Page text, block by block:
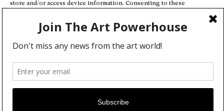
store and/or access device information. Consenting to these
or unique IDs on this site. Not consenting or withdrawing consent,
may adversely affect certain features and functions.
Deny
View preferences
Événements
À propos
Partenaires
Contact
Conditions générales
Confidentialité et cookies
Communiquer votre événement